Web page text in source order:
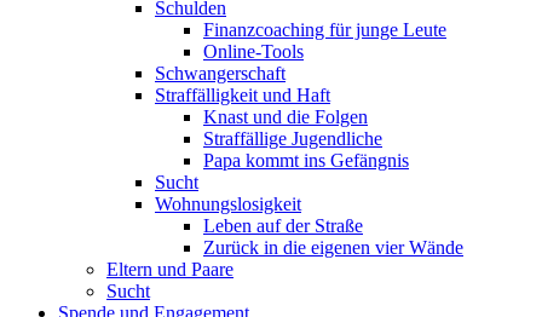
Schulden
Finanzcoaching für junge Leute
Online-Tools
Schwangerschaft
Straffälligkeit und Haft
Knast und die Folgen
Straffällige Jugendliche
Papa kommt ins Gefängnis
Sucht
Wohnungslosigkeit
Leben auf der Straße
Zurück in die eigenen vier Wände
Eltern und Paare
Sucht